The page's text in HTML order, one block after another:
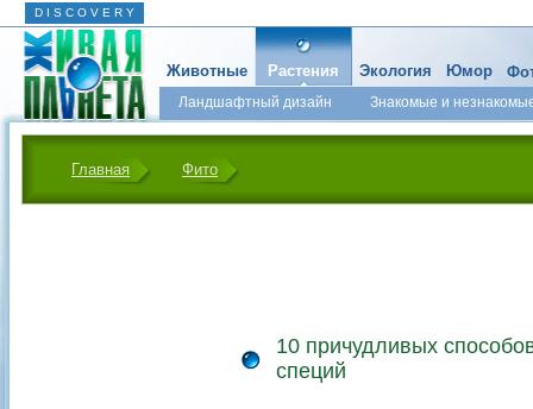
D I S C O V E R Y
Животные Растения
Ландшафтный дизайн Знакомые и
Экология Юмор
Главная Фито
10 причудливых
специй